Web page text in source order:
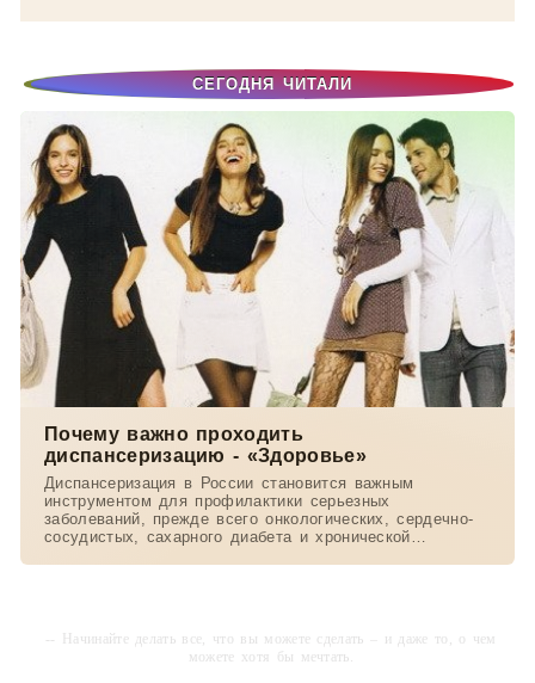
СЕГОДНЯ ЧИТАЛИ
Почему важно проходить
диспансеризацию - «Здоровье»
Диспансеризация в России становится важным
инструментом для профилактики серьезных
заболеваний, прежде всего онкологических, сердечно-
сосудистых, сахарного диабета и хронической
-- Начинайте делать все, что вы можете сделать – и даже то, о чем
можете хотя бы мечтать.